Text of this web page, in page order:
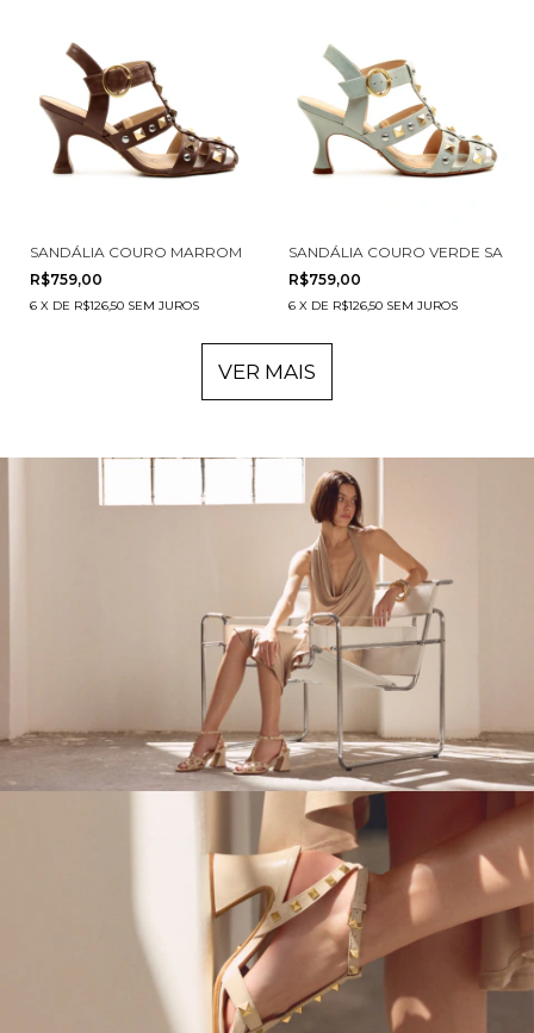
SANDÁLIA COURO MARROM SALTO MÉDIO CECCONELLO 3031001-3
R$759,00
6 X DE R$126,50 SEM JUROS
SANDÁLIA COURO VERDE
R$759,00
6 X DE R$126,50 SEM JUROS
VER MAIS